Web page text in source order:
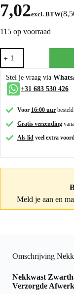
7,02excl. BTW(
115 op voorraad
Stel je vraag via
+31 683 530 426
Voor 16:00 uur
Gratis verzending
Als lid veel extra
Meld je aan en
Omschrijving
Nekkwast
Verzorgde